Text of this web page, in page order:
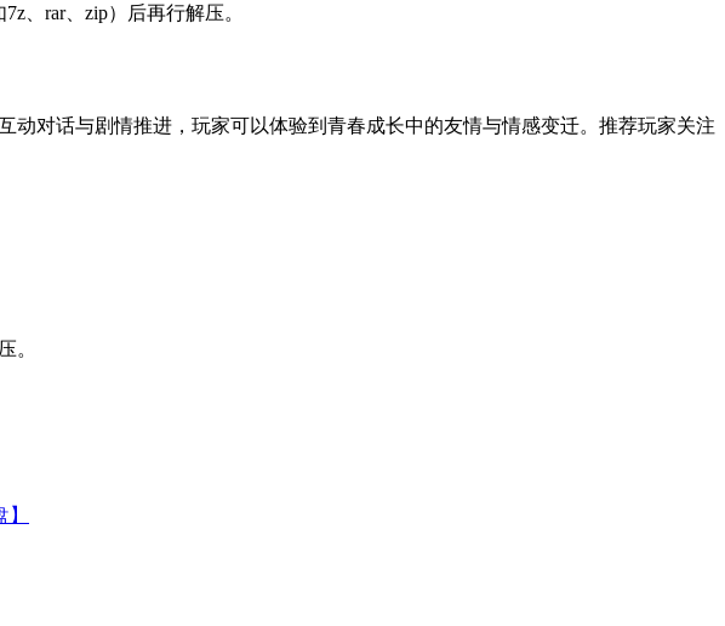
、rar、zip）后再行解压。
动对话与剧情推进，玩家可以体验到青春成长中的友情与情感变迁。推荐玩家关注
。